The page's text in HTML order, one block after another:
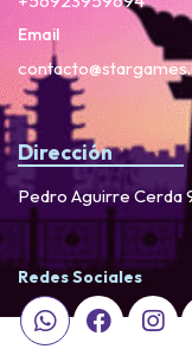
Email
Dirección
Pedro Aguirre Cerda
Redes Sociales